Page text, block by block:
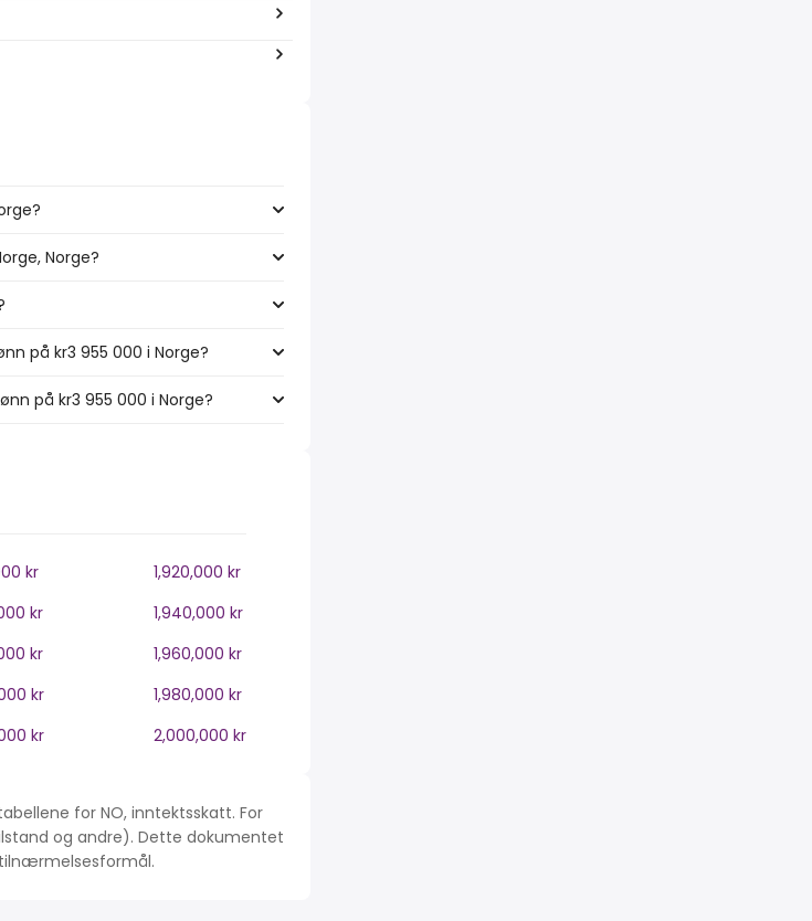
Norge?
på kr3 955 000 i Norge?
på kr3 955 000 i Norge?
kr
1,920,000 kr
kr
1,940,000 kr
kr
1,960,000 kr
kr
1,980,000 kr
kr 2,000,000 kr
for NO, inntektsskatt. For
og andre). Dette dokumentet